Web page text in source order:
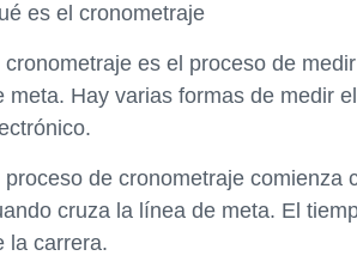
es el cronometraje
cronometraje es el proceso de
meta. Hay varias formas de medir
proceso de cronometraje comienza
cruza la línea de meta. El
la carrera.